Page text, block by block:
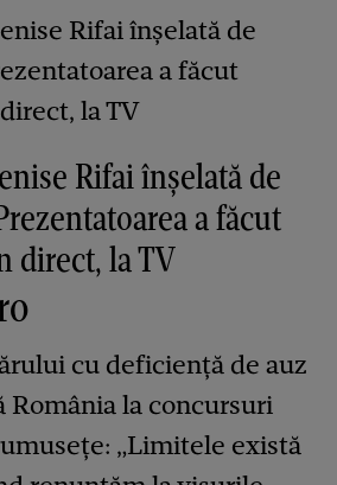
Rifai înșelată de
a făcut
direct, la TV